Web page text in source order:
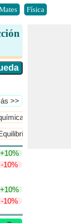
Física
>>
de fase
+10%
-10%
+10%
-10%